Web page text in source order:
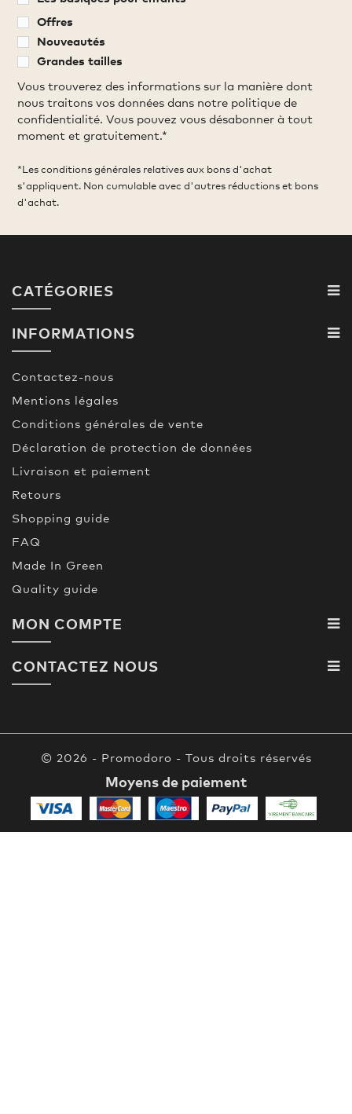
Offres
Nouveautés
Grandes tailles
Vous trouverez des informations sur la manière dont
nous traitons vos données dans notre politique de
confidentialité. Vous pouvez vous désabonner à tout
moment et gratuitement.*
*Les conditions générales relatives aux bons d'achat
s'appliquent. Non cumulable avec d'autres réductions et bons
d'achat.
CATÉGORIES
INFORMATIONS
Contactez-nous
Mentions légales
Conditions générales de vente
Déclaration de protection de données
Livraison et paiement
Retours
Shopping guide
FAQ
Made In Green
Quality guide
MON COMPTE
CONTACTEZ NOUS
© 2026 - Promodoro - Tous droits réservés
Moyens de paiement